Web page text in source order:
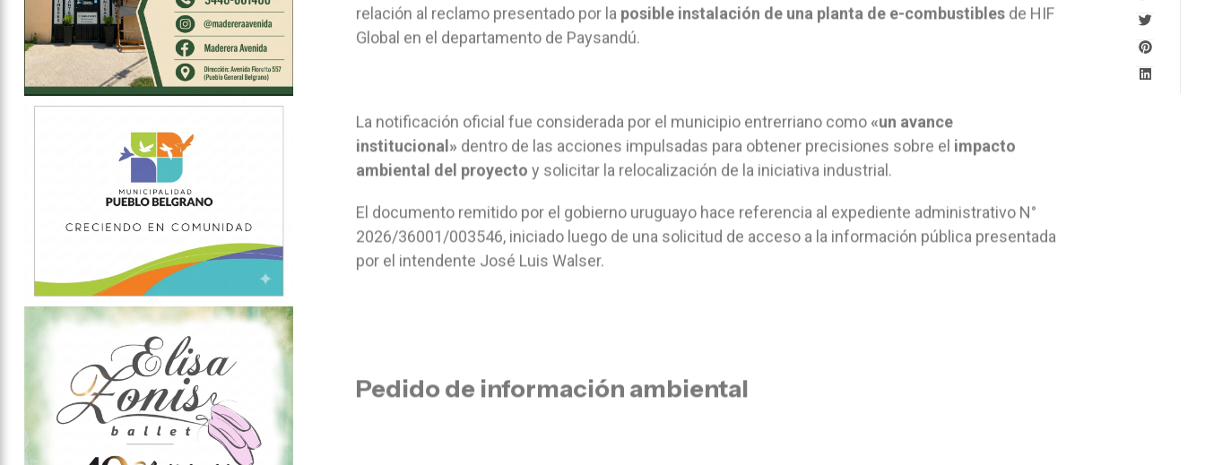
relación al reclamo presentado por la posible instalación de una planta de e-combustibles de HIF
Global en el departamento de Paysandú.
La notificación oficial fue considerada por el municipio entrerriano como «un avance
institucional» dentro de las acciones impulsadas para obtener precisiones sobre el impacto
ambiental del proyecto y solicitar la relocalización de la iniciativa industrial.
El documento remitido por el gobierno uruguayo hace referencia al expediente administrativo N°
2026/36001/003546, iniciado luego de una solicitud de acceso a la información pública presentada
por el intendente José Luis Walser.
Pedido de información ambiental